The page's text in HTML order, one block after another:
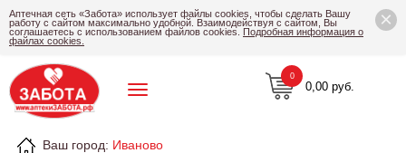
×
Аптечная сеть «Забота» использует файлы cookies, чтобы сделать Вашу
работу с сайтом максимально удобной. Взаимодействуя с сайтом, Вы
соглашаетесь с использованием файлов cookies. Подробная информация о
файлах cookies.
Ваш город: Иваново
0,00 руб.
0